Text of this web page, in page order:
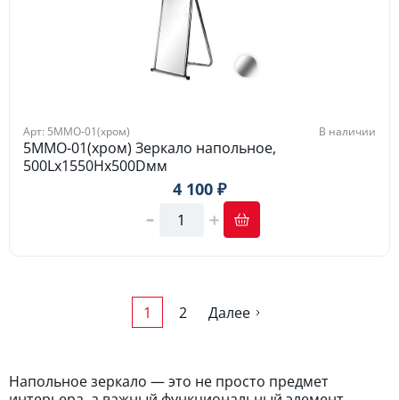
Арт: 5МMO-01(хром) В наличии
5МMO-01(хром) Зеркало напольное,
500Lх1550Hx500Dмм
4 100 ₽
1 2 Далее
Напольное зеркало — это не просто предмет